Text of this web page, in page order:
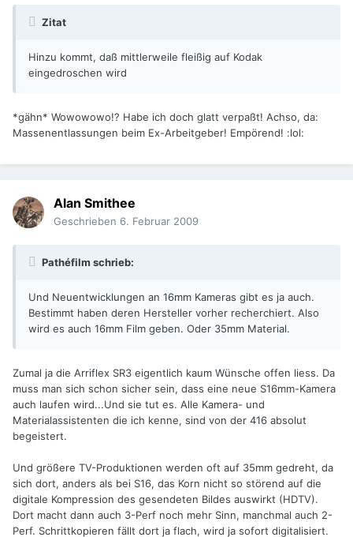
Zitat
Hinzu kommt, daß mittlerweile fleißig auf Kodak
eingedroschen wird
*gähn* Wowowowo!? Habe ich doch glatt verpaßt! Achso, da:
Massenentlassungen beim Ex-Arbeitgeber! Empörend! :lol:
Alan Smithee
Geschrieben 6. Februar 2009
Pathéfilm schrieb:
Und Neuentwicklungen an 16mm Kameras gibt es ja auch.
Bestimmt haben deren Hersteller vorher recherchiert. Also
wird es auch 16mm Film geben. Oder 35mm Material.
Zumal ja die Arriflex SR3 eigentlich kaum Wünsche offen liess. Da
muss man sich schon sicher sein, dass eine neue S16mm-Kamera
auch laufen wird...Und sie tut es. Alle Kamera- und
Materialassistenten die ich kenne, sind von der 416 absolut
begeistert.
Und größere TV-Produktionen werden oft auf 35mm gedreht, da
sich dort, anders als bei S16, das Korn nicht so störend auf die
digitale Kompression des gesendeten Bildes auswirkt (HDTV).
Dort macht dann auch 3-Perf noch mehr Sinn, manchmal auch 2-
Perf. Schrittkopieren fällt dort ja flach, wird ja sofort digitalisiert.